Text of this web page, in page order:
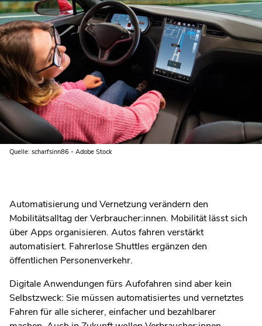
Quelle: scharfsinn86 - Adobe Stock
Automatisierung und Vernetzung verändern den
Mobilitätsalltag der Verbraucher:innen. Mobilität lässt sich
über Apps organisieren. Autos fahren verstärkt
automatisiert. Fahrerlose Shuttles ergänzen den
öffentlichen Personenverkehr.
Digitale Anwendungen fürs Aufofahren sind aber kein
Selbstzweck: Sie müssen automatisiertes und vernetztes
Fahren für alle sicherer, einfacher und bezahlbarer